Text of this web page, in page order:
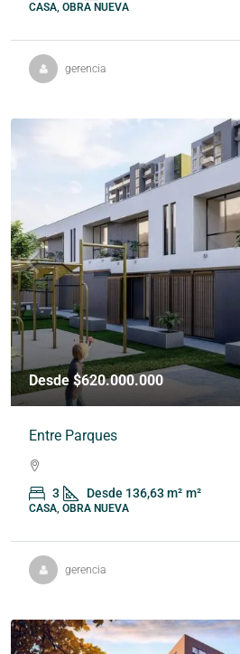
CASA, OBRA NUEVA
gerencia
Desde $620.000.000
Entre Parques
3 Desde 136,63 m² m²
CASA, OBRA NUEVA
gerencia